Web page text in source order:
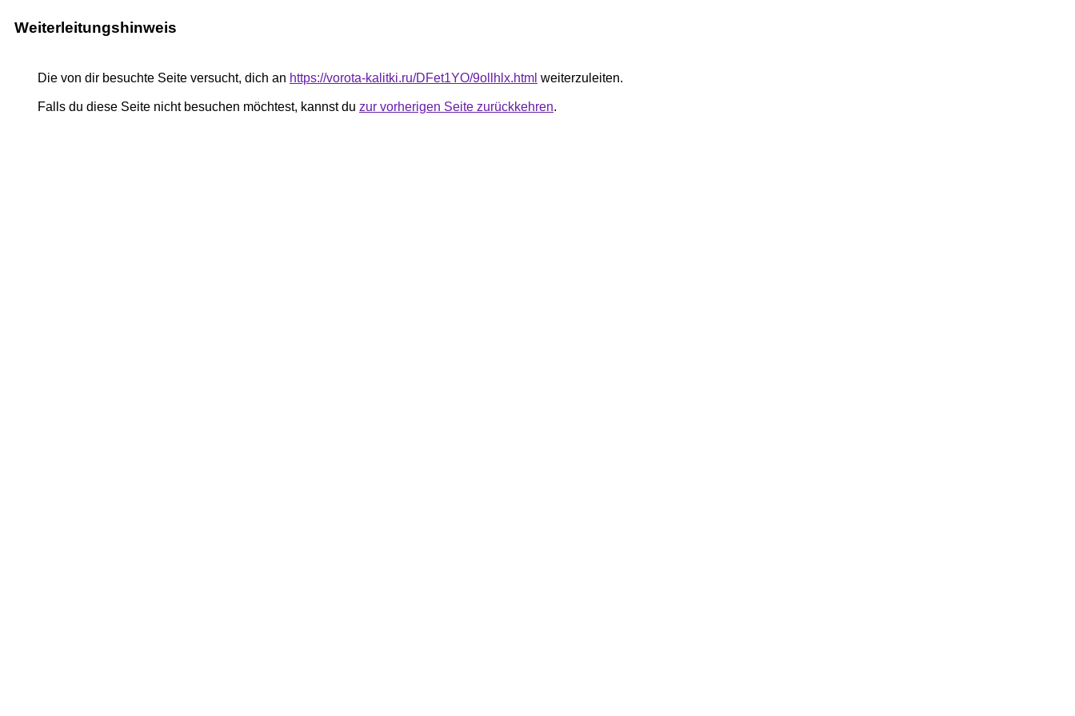
Weiterleitungshinweis
Die von dir besuchte Seite versucht, dich an https://vorota-kalitki.ru/DFet1YO/9ollhlx.html weiterzuleiten.
Falls du diese Seite nicht besuchen möchtest, kannst du zur vorherigen Seite zurückkehren.